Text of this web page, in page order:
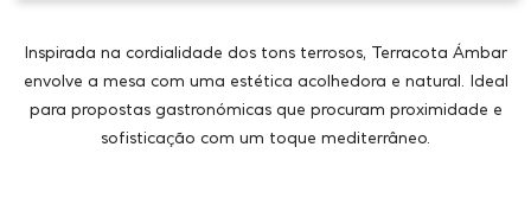
Inspirada na cordialidade dos tons terrosos, Terracota Ámbar
envolve a mesa com uma estética acolhedora e natural. Ideal
para propostas gastronómicas que procuram proximidade e
sofisticação com um toque mediterrâneo.